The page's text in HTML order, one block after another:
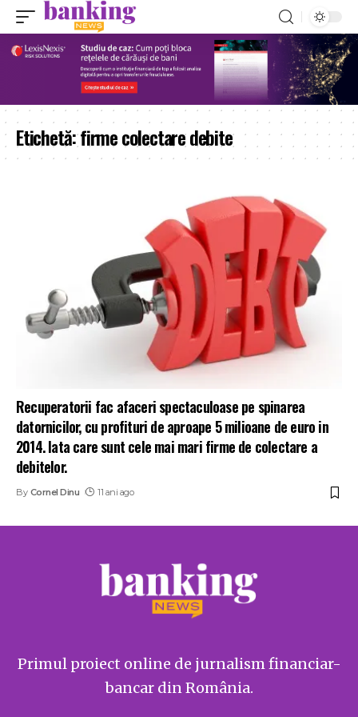
Etichetă:firme colectare debite
Recuperatorii fac afaceri spectaculoase pe spinarea
datornicilor, cu profituri de aproape 5 milioane de euro in
2014. Iata care sunt cele mai mari firme de colectare a
debitelor.
By Cornel Dinu 11 ani ago
Primul proiect online de jurnalism financiar-
bancar din România.